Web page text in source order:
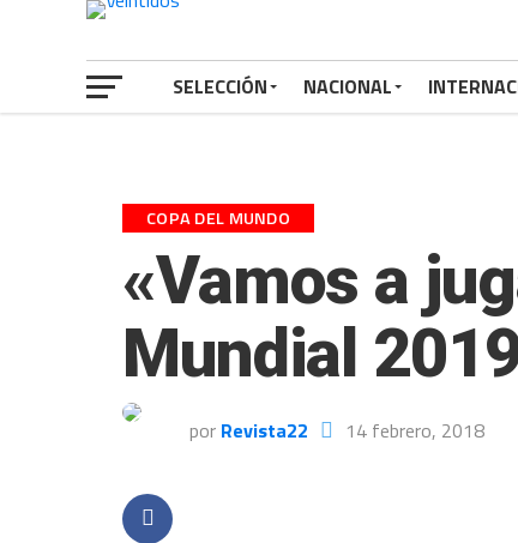
SELECCIÓN NACIONAL
COPA DEL MUNDO
«Vamos a
Mundial
por Revista22 14 febrero, 2018